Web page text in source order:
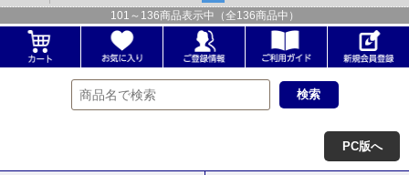
101 ～ 136商品表示中（全136商品中）
PC版へ